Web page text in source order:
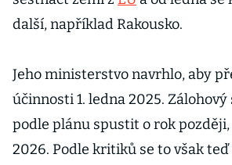
další, například Rakousko.
Jeho ministerstvo navrhlo, aby
účinnosti 1. ledna 2025.
podle plánu spustit o rok
2026. Podle kritiků se to však